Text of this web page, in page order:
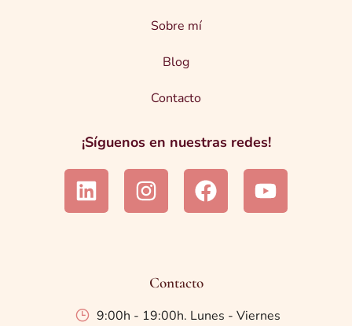
Sobre mí
Blog
Contacto
¡Síguenos en nuestras redes!
Contacto
9:00h - 19:00h. Lunes - Viernes